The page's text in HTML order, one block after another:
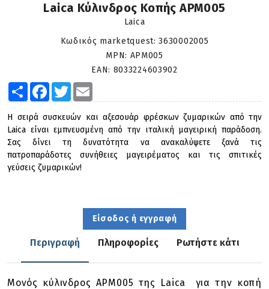
Laica Κύλινδρος Κοπής APM005
Laica
Κωδικός marketquest:3630002005
MPN: APM005
EAN: 8033224603902
Share Facebook
Twitter
Η σειρά συσκευών και αξεσουάρ φρέσκων ζυμαρικών από την
Laica είναι εμπνευσμένη από την ιταλική μαγειρική παράδοση.
Σας δίνει τη δυνατότητα να ανακαλύψετε ξανά τις
πατροπαράδοτες συνήθειες μαγειρέματος και τις σπιτικές
γεύσεις ζυμαρικών!
Είσοδος ή εγγραφή
Περιγραφή Πληροφορίες Ρωτήστε κάτι
Μονός κύλινδρος APM005 της Laica για την κοπή